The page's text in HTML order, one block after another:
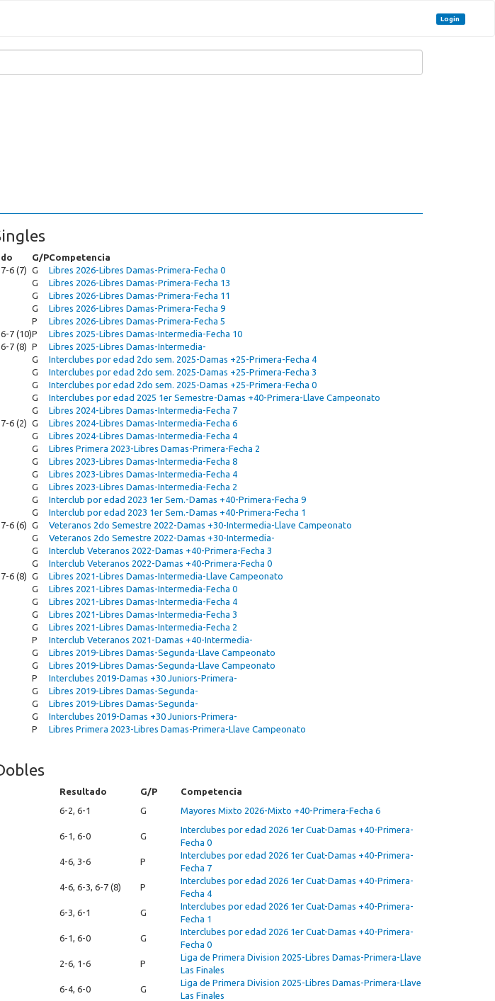
Login
G/PCompetencia
6 (7) G
Libres 2026-Libres Damas-Primera-Fecha 0
G
Libres 2026-Libres Damas-Primera-Fecha 13
G
Libres 2026-Libres Damas-Primera-Fecha 11
G
Libres 2026-Libres Damas-Primera-Fecha 9
P
Libres 2026-Libres Damas-Primera-Fecha 5
7 (10)P
Libres 2025-Libres Damas-Intermedia-Fecha 10
7 (8) P
Libres 2025-Libres Damas-Intermedia-
G
Interclubes por edad 2do sem. 2025-Damas +25-Primera-Fecha 4
G
Interclubes por edad 2do sem. 2025-Damas +25-Primera-Fecha 3
G
Interclubes por edad 2do sem. 2025-Damas +25-Primera-Fecha 0
G
Interclubes por edad 2025 1er Semestre-Damas +40-Primera-Llave Campeonato
G
Libres 2024-Libres Damas-Intermedia-Fecha 7
6 (2) G
Libres 2024-Libres Damas-Intermedia-Fecha 6
G
Libres 2024-Libres Damas-Intermedia-Fecha 4
G
Libres Primera 2023-Libres Damas-Primera-Fecha 2
G
Libres 2023-Libres Damas-Intermedia-Fecha 8
G
Libres 2023-Libres Damas-Intermedia-Fecha 4
G
Libres 2023-Libres Damas-Intermedia-Fecha 2
G
Interclub por edad 2023 1er Sem.-Damas +40-Primera-Fecha 9
G
Interclub por edad 2023 1er Sem.-Damas +40-Primera-Fecha 1
6 (6) G
Veteranos 2do Semestre 2022-Damas +30-Intermedia-Llave Campeonato
G
Veteranos 2do Semestre 2022-Damas +30-Intermedia-
G
Interclub Veteranos 2022-Damas +40-Primera-Fecha 3
G
Interclub Veteranos 2022-Damas +40-Primera-Fecha 0
6 (8) G
Libres 2021-Libres Damas-Intermedia-Llave Campeonato
G
Libres 2021-Libres Damas-Intermedia-Fecha 0
G
Libres 2021-Libres Damas-Intermedia-Fecha 4
G
Libres 2021-Libres Damas-Intermedia-Fecha 3
G
Libres 2021-Libres Damas-Intermedia-Fecha 2
P
Interclub Veteranos 2021-Damas +40-Intermedia-
G
Libres 2019-Libres Damas-Segunda-Llave Campeonato
G
Libres 2019-Libres Damas-Segunda-Llave Campeonato
P
Interclubes 2019-Damas +30 Juniors-Primera-
G
Libres 2019-Libres Damas-Segunda-
G
Libres 2019-Libres Damas-Segunda-
G
Interclubes 2019-Damas +30 Juniors-Primera-
P Libres Primera 2023-Libres Damas-Primera-Llave Campeonato
Resultado G/P
Competencia
6-2, 6-1 G
Mayores Mixto 2026-Mixto +40-Primera-Fecha 6
6-1, 6-0 G
Interclubes por edad 2026 1er Cuat-Damas +40-Primera-
Fecha 0
4-6, 3-6 P
Interclubes por edad 2026 1er Cuat-Damas +40-Primera-
Fecha 7
4-6, 6-3, 6-7 (8) P
Interclubes por edad 2026 1er Cuat-Damas +40-Primera-
Fecha 4
6-3, 6-1 G
Interclubes por edad 2026 1er Cuat-Damas +40-Primera-
Fecha 1
6-1, 6-0 G
Interclubes por edad 2026 1er Cuat-Damas +40-Primera-
Fecha 0
2-6, 1-6 P
Liga de Primera Division 2025-Libres Damas-Primera-Llave
Las Finales
6-4, 6-0 G
Liga de Primera Division 2025-Libres Damas-Primera-Llave
Las Finales